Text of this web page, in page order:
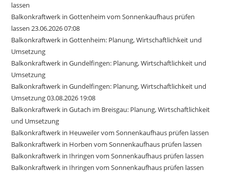
lassen
Balkonkraftwerk in Gottenheim vom Sonnenkaufhaus prüfen
lassen 23.06.2026 07:08
Balkonkraftwerk in Gottenheim: Planung, Wirtschaftlichkeit und
Umsetzung
Balkonkraftwerk in Gundelfingen: Planung, Wirtschaftlichkeit und
Umsetzung
Balkonkraftwerk in Gundelfingen: Planung, Wirtschaftlichkeit und
Umsetzung 03.08.2026 19:08
Balkonkraftwerk in Gutach im Breisgau: Planung, Wirtschaftlichkeit
und Umsetzung
Balkonkraftwerk in Heuweiler vom Sonnenkaufhaus prüfen lassen
Balkonkraftwerk in Horben vom Sonnenkaufhaus prüfen lassen
Balkonkraftwerk in Ihringen vom Sonnenkaufhaus prüfen lassen
Balkonkraftwerk in Ihringen vom Sonnenkaufhaus prüfen lassen